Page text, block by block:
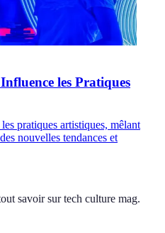
les Pratiques
pratiques artistiques, mêlant
nouvelles tendances et
savoir sur tech culture mag.